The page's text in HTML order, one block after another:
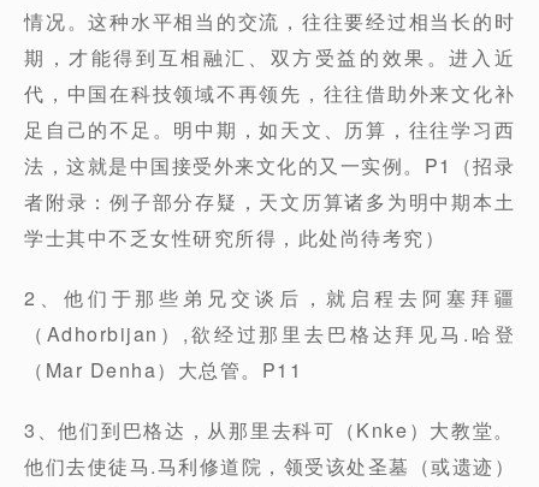
情况。这种水平相当的交流，往往要经过相当长的时
期，才能得到互相融汇、双方受益的效果。进入近
代，中国在科技领域不再领先，往往借助外来文化补
足自己的不足。明中期，如天文、历算，往往学习西
法，这就是中国接受外来文化的又一实例。P1（招录
者附录：例子部分存疑，天文历算诸多为明中期本土
学士其中不乏女性研究所得，此处尚待考究）
2、他们于那些弟兄交谈后，就启程去阿塞拜疆
（Adhorbijan）,欲经过那里去巴格达拜见马.哈登
（Mar Denha）大总管。P11
3、他们到巴格达，从那里去科可（Knke）大教堂。
他们去使徒马.马利修道院，领受该处圣墓（或遗迹）